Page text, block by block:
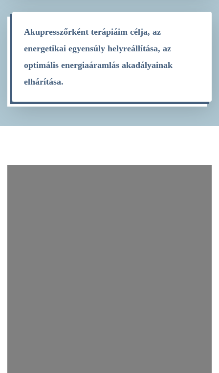
Akupresszőrként terápiáim célja, az
energetikai egyensúly helyreállítása, az
optimális energiaáramlás akadályainak
elhárítása.